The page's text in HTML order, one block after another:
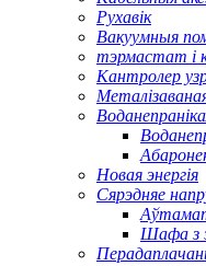
Рухавік
Вакуумныя
тэрмастат і
Кантролер
Новая энергія
Сярэдняе
Шафа з